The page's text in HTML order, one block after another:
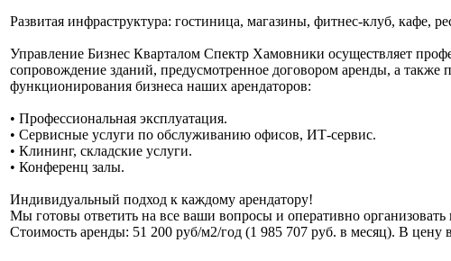
Развитая инфраструктура: гостиница, магазины, фитнес-клуб, кафе,
Управление Бизнес Кварталом Спектр Хамовники осуществляет
сопровождение зданий, предусмотренное договором аренды, а также
функционирования бизнеса наших арендаторов:
• Профессиональная эксплуатация.
• Сервисные услуги по обслуживанию офисов, ИТ-сервис.
• Клининг, складские услуги.
• Конференц залы.
Индивидуальный подход к каждому арендатору!
Мы готовы ответить на все ваши вопросы и оперативно организовать
Стоимость аренды: 51 200 руб/м2/год (1 985 707 руб. в месяц). В цену